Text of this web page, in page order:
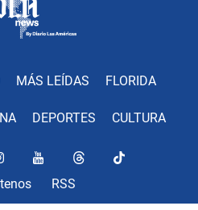
MÁS LEÍDAS FLORIDA
DEPORTES CULTURA
RSS